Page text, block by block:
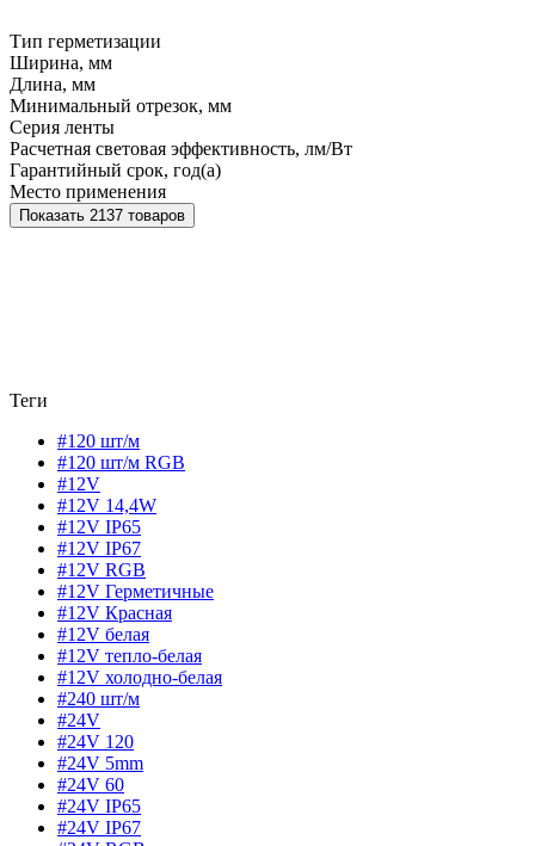
Тип герметизации
Ширина, мм
Длина, мм
Минимальный отрезок, мм
Серия ленты
Расчетная световая эффективность, лм/Вт
Гарантийный срок, год(а)
Место применения
Показать 2137 товаров
Теги
#120 шт/м
#120 шт/м RGB
#12V
#12V 14,4W
#12V IP65
#12V IP67
#12V RGB
#12V Герметичные
#12V Красная
#12V белая
#12V тепло-белая
#12V холодно-белая
#240 шт/м
#24V
#24V 120
#24V 5mm
#24V 60
#24V IP65
#24V IP67